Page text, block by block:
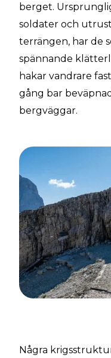
berget.
soldater och
terrängen, har de
spännande
hakar vandrare
gång bar
bergväggar.
Några